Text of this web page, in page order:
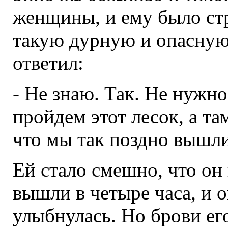
женщины, и ему было
такую дурную и
ответил:
- Не знаю. Так. Не нужно
пройдем этот лесок, а
что мы так поздно
Ей стало смешно, что он
вышли в четыре часа, и
улыбнулась. Но брови